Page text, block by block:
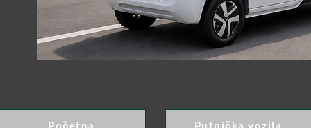
Početna Putnička vozila